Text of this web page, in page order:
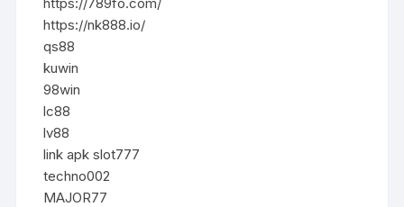
https://nk888.io/
qs88
kuwin
98win
lc88
lv88
link apk slot777
techno002
MAJOR77